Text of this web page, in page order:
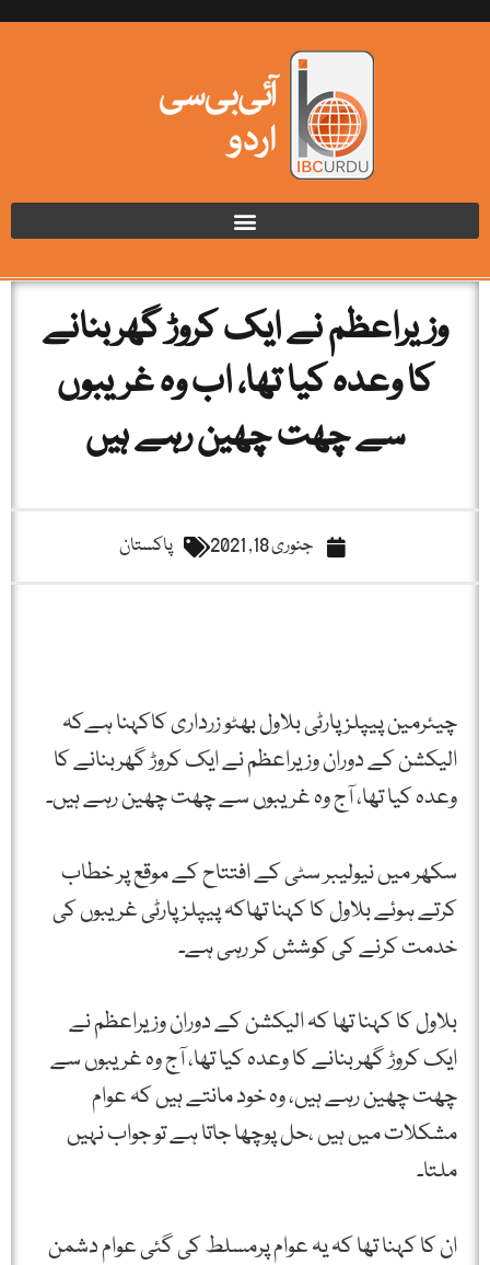
وزیراعظم نے ایک کروڑ گھربنانے
کا وعدہ کیا تھا، اب وہ غریبوں
سے چھت چھین رہے ہیں
جنوری 18, 2021 پاکستان
چیئرمین پیپلز پارٹی بلاول بھٹو زرداری کاکہنا ہےکہ
الیکشن کے دوران وزیراعظم نے ایک کروڑ گھربنانے کا
وعدہ کیا تھا، آج وہ غریبوں سے چھت چھین رہے ہیں۔
سکھر میں نیولیبر سٹی کے افتتاح کے موقع پر خطاب
کرتے ہوئے بلاول کا کہنا تھاکہ پیپلزپارٹی غریبوں کی
خدمت کرنے کی کوشش کر رہی ہے۔
بلاول کا کہنا تھا کہ الیکشن کے دوران وزیراعظم نے
ایک کروڑ گھربنانے کا وعدہ کیا تھا، آج وہ غریبوں سے
چھت چھین رہے ہیں، وہ خود مانتے ہیں کہ عوام
مشکلات میں ہیں ،حل پوچھا جاتا ہے تو جواب نہیں
ملتا۔
ان کا کہنا تھا کہ یہ عوام پرمسلط کی گئی عوام دشمن